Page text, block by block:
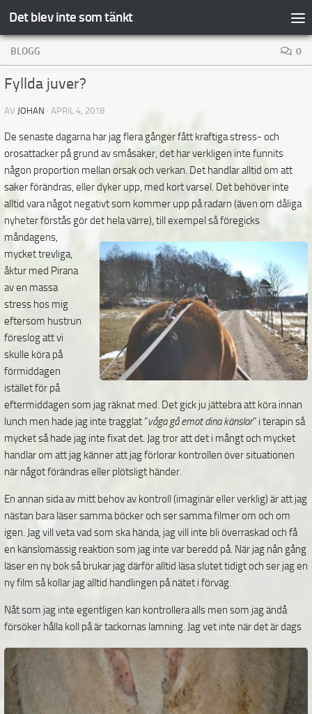
Hoppa till innehåll
Det blev inte som tänkt
BLOGG 0
Fyllda juver?
AV JOHAN · APRIL 4, 2018
De senaste dagarna har jag flera gånger fått kraftiga stress- och
orosattacker på grund av småsaker, det har verkligen inte funnits
någon proportion mellan orsak och verkan. Det handlar alltid om att
saker förändras, eller dyker upp, med kort varsel. Det behöver inte
alltid vara något negativt som kommer upp på radarn (även om dåliga
nyheter förstås gör det hela värre), till exempel så föregicks
måndagens,
mycket trevliga,
åktur med Pirana
av en massa
stress hos mig
eftersom hustrun
föreslog att vi
skulle köra på
förmiddagen
istället för på
eftermiddagen som jag räknat med. Det gick ju jättebra att köra innan
lunch men hade jag inte tragglat ”våga gå emot dina känslor” i terapin så
mycket så hade jag inte fixat det. Jag tror att det i mångt och mycket
handlar om att jag känner att jag förlorar kontrollen över situationen
när något förändras eller plötsligt händer.
En annan sida av mitt behov av kontroll (imaginär eller verklig) är att jag
nästan bara läser samma böcker och ser samma filmer om och om
igen. Jag vill veta vad som ska hända, jag vill inte bli överraskad och få
en känslomässig reaktion som jag inte var beredd på. När jag nån gång
läser en ny bok så brukar jag därför alltid läsa slutet tidigt och ser jag en
ny film så kollar jag alltid handlingen på nätet i förväg.
Nåt som jag inte egentligen kan kontrollera alls men som jag ändå
försöker hålla koll på är tackornas lamning. Jag vet inte när det är dags